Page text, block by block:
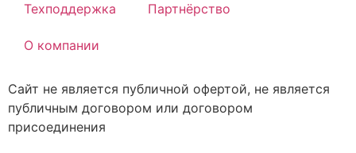
Техподдержка Партнёрство
О компании
Сайт не является публичной офертой, не является
публичным договором или договором
присоединения